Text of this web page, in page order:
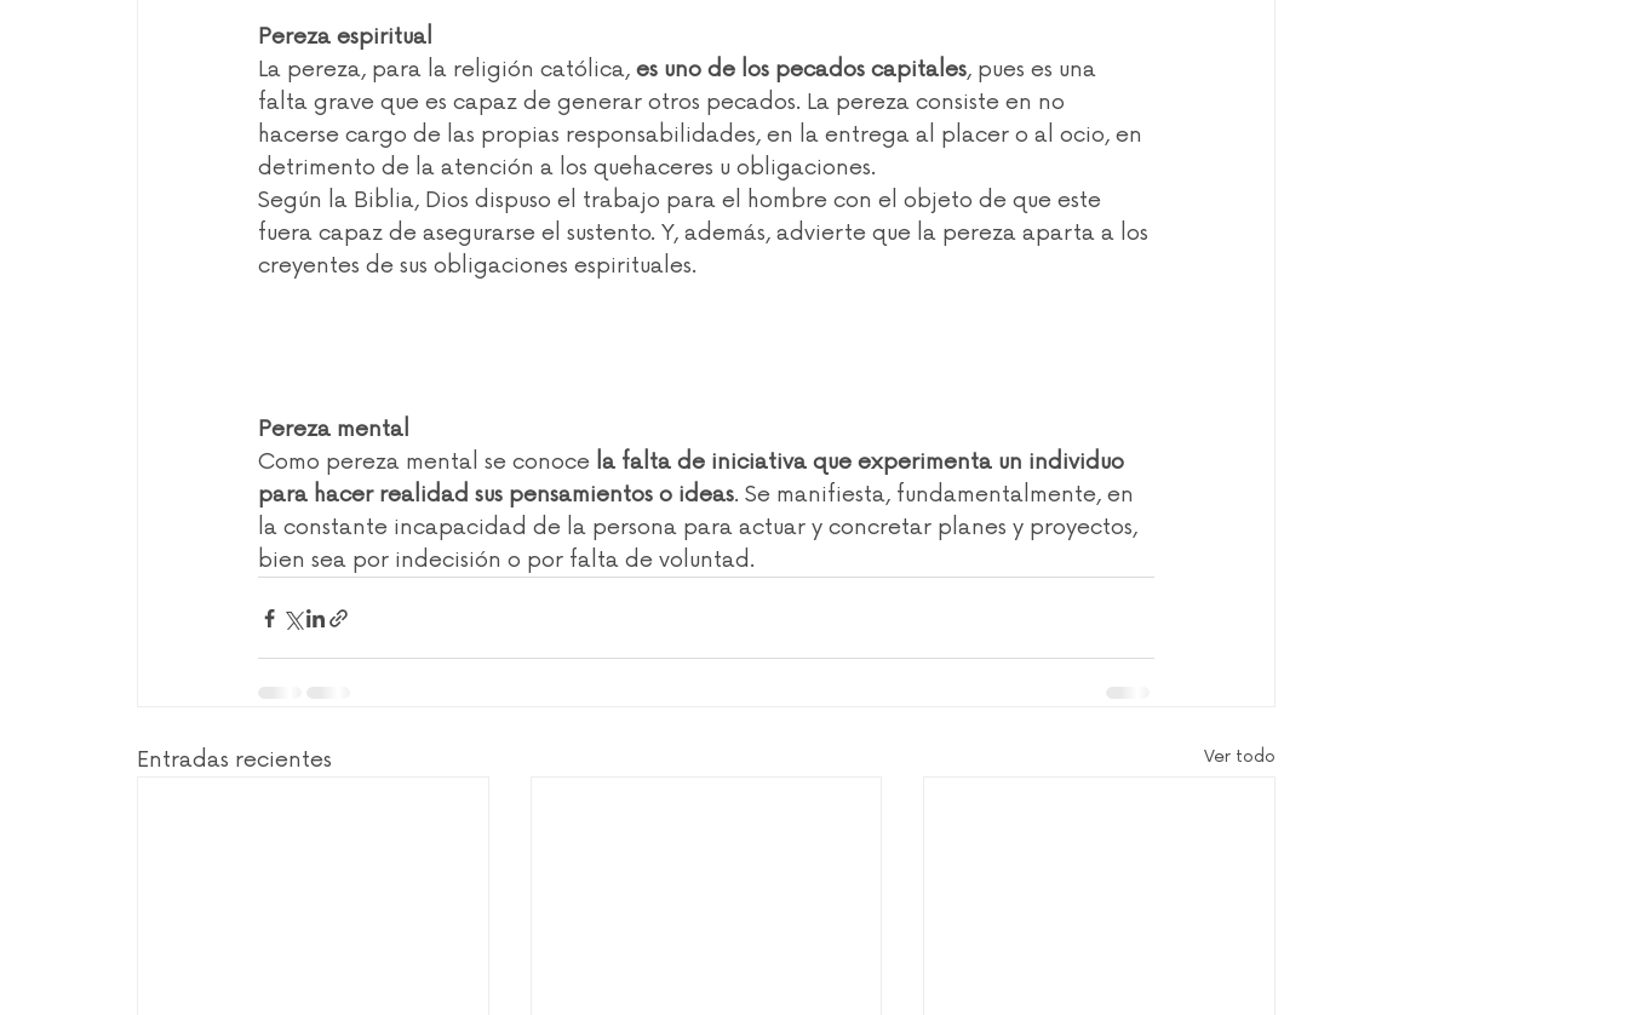
Pereza espiritual
La pereza, para la religión católica, es uno de los pecados capitales, pues es una
falta grave que es capaz de generar otros pecados. La pereza consiste en no
hacerse cargo de las propias responsabilidades, en la entrega al placer o al ocio, en
detrimento de la atención a los quehaceres u obligaciones.
Según la Biblia, Dios dispuso el trabajo para el hombre con el objeto de que este
fuera capaz de asegurarse el sustento. Y, además, advierte que la pereza aparta a los
creyentes de sus obligaciones espirituales.
Pereza mental
Como pereza mental se conoce la falta de iniciativa que experimenta un individuo
para hacer realidad sus pensamientos o ideas. Se manifiesta, fundamentalmente, en
la constante incapacidad de la persona para actuar y concretar planes y proyectos,
bien sea por indecisión o por falta de voluntad.
Entradas recientes Ver todo